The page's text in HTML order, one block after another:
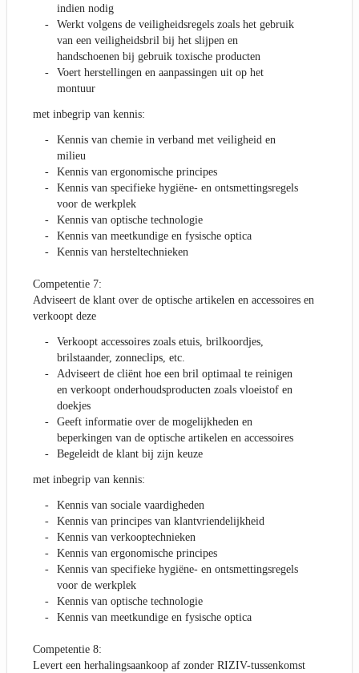
indien nodig
Werkt volgens de veiligheidsregels zoals het gebruik
van een veiligheidsbril bij het slijpen en
handschoenen bij gebruik toxische producten
Voert herstellingen en aanpassingen uit op het
montuur
met inbegrip van kennis:
Kennis van chemie in verband met veiligheid en
milieu
Kennis van ergonomische principes
Kennis van specifieke hygiëne- en ontsmettingsregels
voor de werkplek
Kennis van optische technologie
Kennis van meetkundige en fysische optica
Kennis van hersteltechnieken
Competentie 7:
Adviseert de klant over de optische artikelen en accessoires en
verkoopt deze
Verkoopt accessoires zoals etuis, brilkoordjes,
brilstaander, zonneclips, etc.
Adviseert de cliënt hoe een bril optimaal te reinigen
en verkoopt onderhoudsproducten zoals vloeistof en
doekjes
Geeft informatie over de mogelijkheden en
beperkingen van de optische artikelen en accessoires
Begeleidt de klant bij zijn keuze
met inbegrip van kennis:
Kennis van sociale vaardigheden
Kennis van principes van klantvriendelijkheid
Kennis van verkooptechnieken
Kennis van ergonomische principes
Kennis van specifieke hygiëne- en ontsmettingsregels
voor de werkplek
Kennis van optische technologie
Kennis van meetkundige en fysische optica
Competentie 8:
Levert een herhalingsaankoop af zonder RIZIV-tussenkomst